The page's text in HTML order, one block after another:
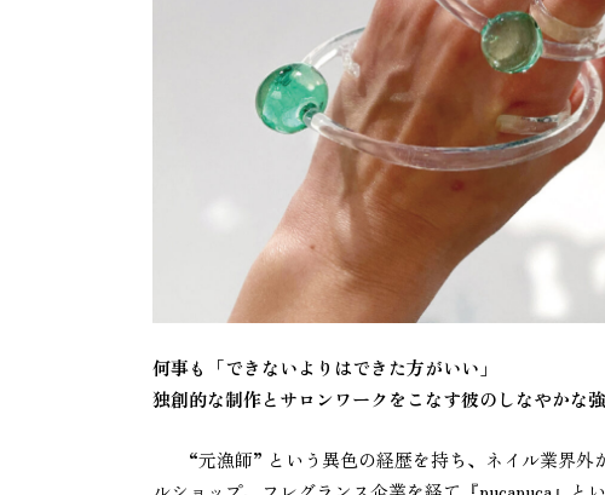
何事も「できないよりはできた方がいい」
独創的な制作とサロンワークをこなす彼のしなやかな
“元漁師” という異色の経歴を持ち、ネイル業界外